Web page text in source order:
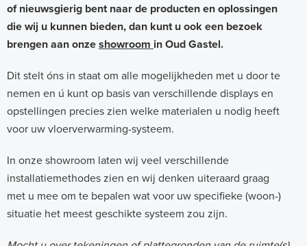
of nieuwsgierig bent naar de producten en oplossingen
die wij u kunnen bieden, dan kunt u ook een bezoek
brengen aan onze showroom in Oud Gastel.
Dit stelt óns in staat om alle mogelijkheden met u door te
nemen en ú kunt op basis van verschillende displays en
opstellingen precies zien welke materialen u nodig heeft
voor uw vloerverwarming-systeem.
In onze showroom laten wij veel verschillende
installatiemethodes zien en wij denken uiteraard graag
met u mee om te bepalen wat voor uw specifieke (woon-)
situatie het meest geschikte systeem zou zijn.